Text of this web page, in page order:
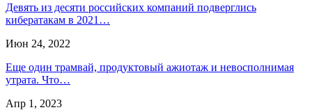
Девять из десяти российских компаний подверглись
кибератакам в 2021…
Июн 24, 2022
Еще один трамвай, продуктовый ажиотаж и невосполнимая
утрата. Что…
Апр 1, 2023